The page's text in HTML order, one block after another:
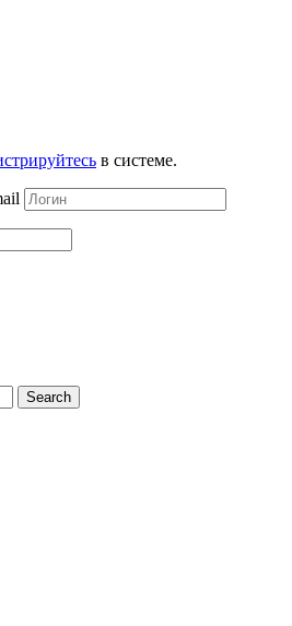
в системе.
Search